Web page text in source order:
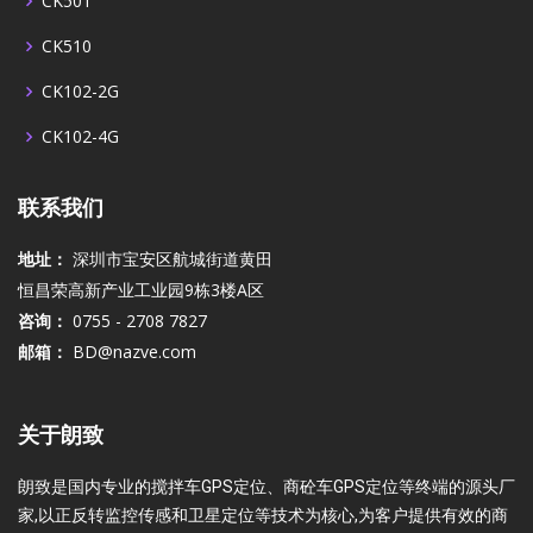
CK510
CK102-2G
CK102-4G
联系我们
地址： 深圳市宝安区航城街道黄田
恒昌荣高新产业工业园9栋3楼A区
咨询： 0755 - 2708 7827
邮箱： BD@nazve.com
关于朗致
朗致是国内专业的搅拌车GPS定位、商砼车GPS定位等终端的源头厂
家,以正反转监控传感和卫星定位等技术为核心,为客户提供有效的商